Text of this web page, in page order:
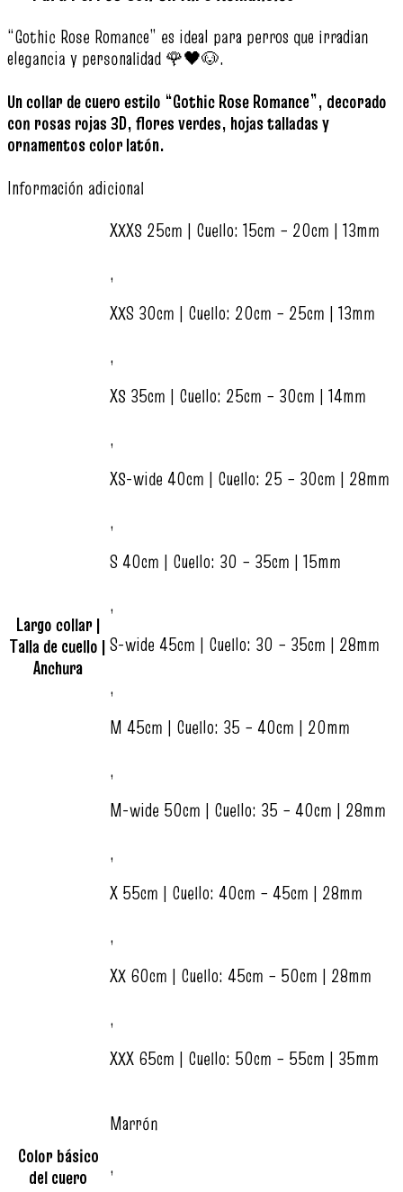
“Gothic Rose Romance” es ideal para perros que irradian
elegancia y personalidad 🌹🖤🐶.
Un collar de cuero estilo “Gothic Rose Romance”, decorado
con rosas rojas 3D, flores verdes, hojas talladas y
ornamentos color latón.
Información adicional
Largo collar |
Talla de cuello |
Anchura
XXXS 25cm | Cuello: 15cm – 20cm | 13mm
,
XXS 30cm | Cuello: 20cm – 25cm | 13mm
,
XS 35cm | Cuello: 25cm – 30cm | 14mm
,
XS-wide 40cm | Cuello: 25 – 30cm | 28mm
,
S 40cm | Cuello: 30 – 35cm | 15mm
,
S-wide 45cm | Cuello: 30 – 35cm | 28mm
,
M 45cm | Cuello: 35 – 40cm | 20mm
,
M-wide 50cm | Cuello: 35 – 40cm | 28mm
,
X 55cm | Cuello: 40cm – 45cm | 28mm
,
XX 60cm | Cuello: 45cm – 50cm | 28mm
,
XXX 65cm | Cuello: 50cm – 55cm | 35mm
Color básico
del cuero
Marrón
,